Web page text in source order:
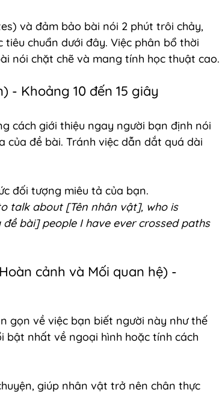
và đảm bảo bài nói 2 phút trôi chảy,
chuẩn dưới đây. Việc phân bổ thời
nói chặt chẽ và mang tính học thuật cao.
- Khoảng 10 đến 15 giây
cách giới thiệu ngay người bạn định nói
của đề bài. Tránh việc dẫn dắt quá dài
đối tượng miêu tả của bạn.
talk about [Tên nhân vật], who is
bài] people I have ever crossed paths
cảnh và Mối quan hệ) -
gọn về việc bạn biết người này như thế
bật nhất về ngoại hình hoặc tính cách
giúp nhân vật trở nên chân thực